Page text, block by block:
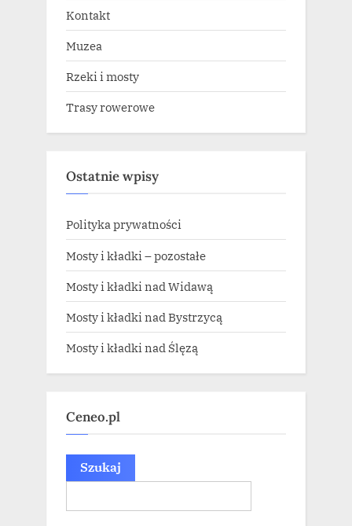
Kontakt
Muzea
Rzeki i mosty
Trasy rowerowe
Ostatnie wpisy
Polityka prywatności
Mosty i kładki – pozostałe
Mosty i kładki nad Widawą
Mosty i kładki nad Bystrzycą
Mosty i kładki nad Ślęzą
Ceneo.pl
Szukaj